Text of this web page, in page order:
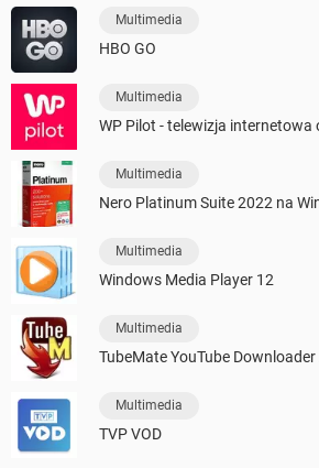
Multimedia
HBO GO
Multimedia
WP Pilot - telewizja internetowa
Multimedia
Nero Platinum Suite 2022 na
Multimedia
Windows Media Player 12
Multimedia
TubeMate YouTube Downloader
Multimedia
TVP VOD